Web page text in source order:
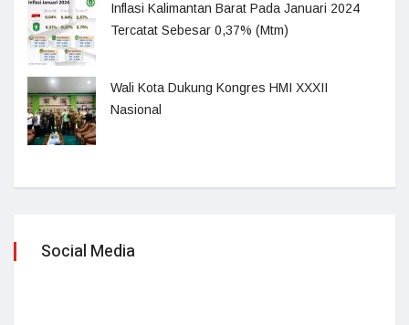
Inflasi Kalimantan Barat Pada Januari 2024
Tercatat Sebesar 0,37% (Mtm)
Wali Kota Dukung Kongres HMI XXXII
Nasional
Social Media